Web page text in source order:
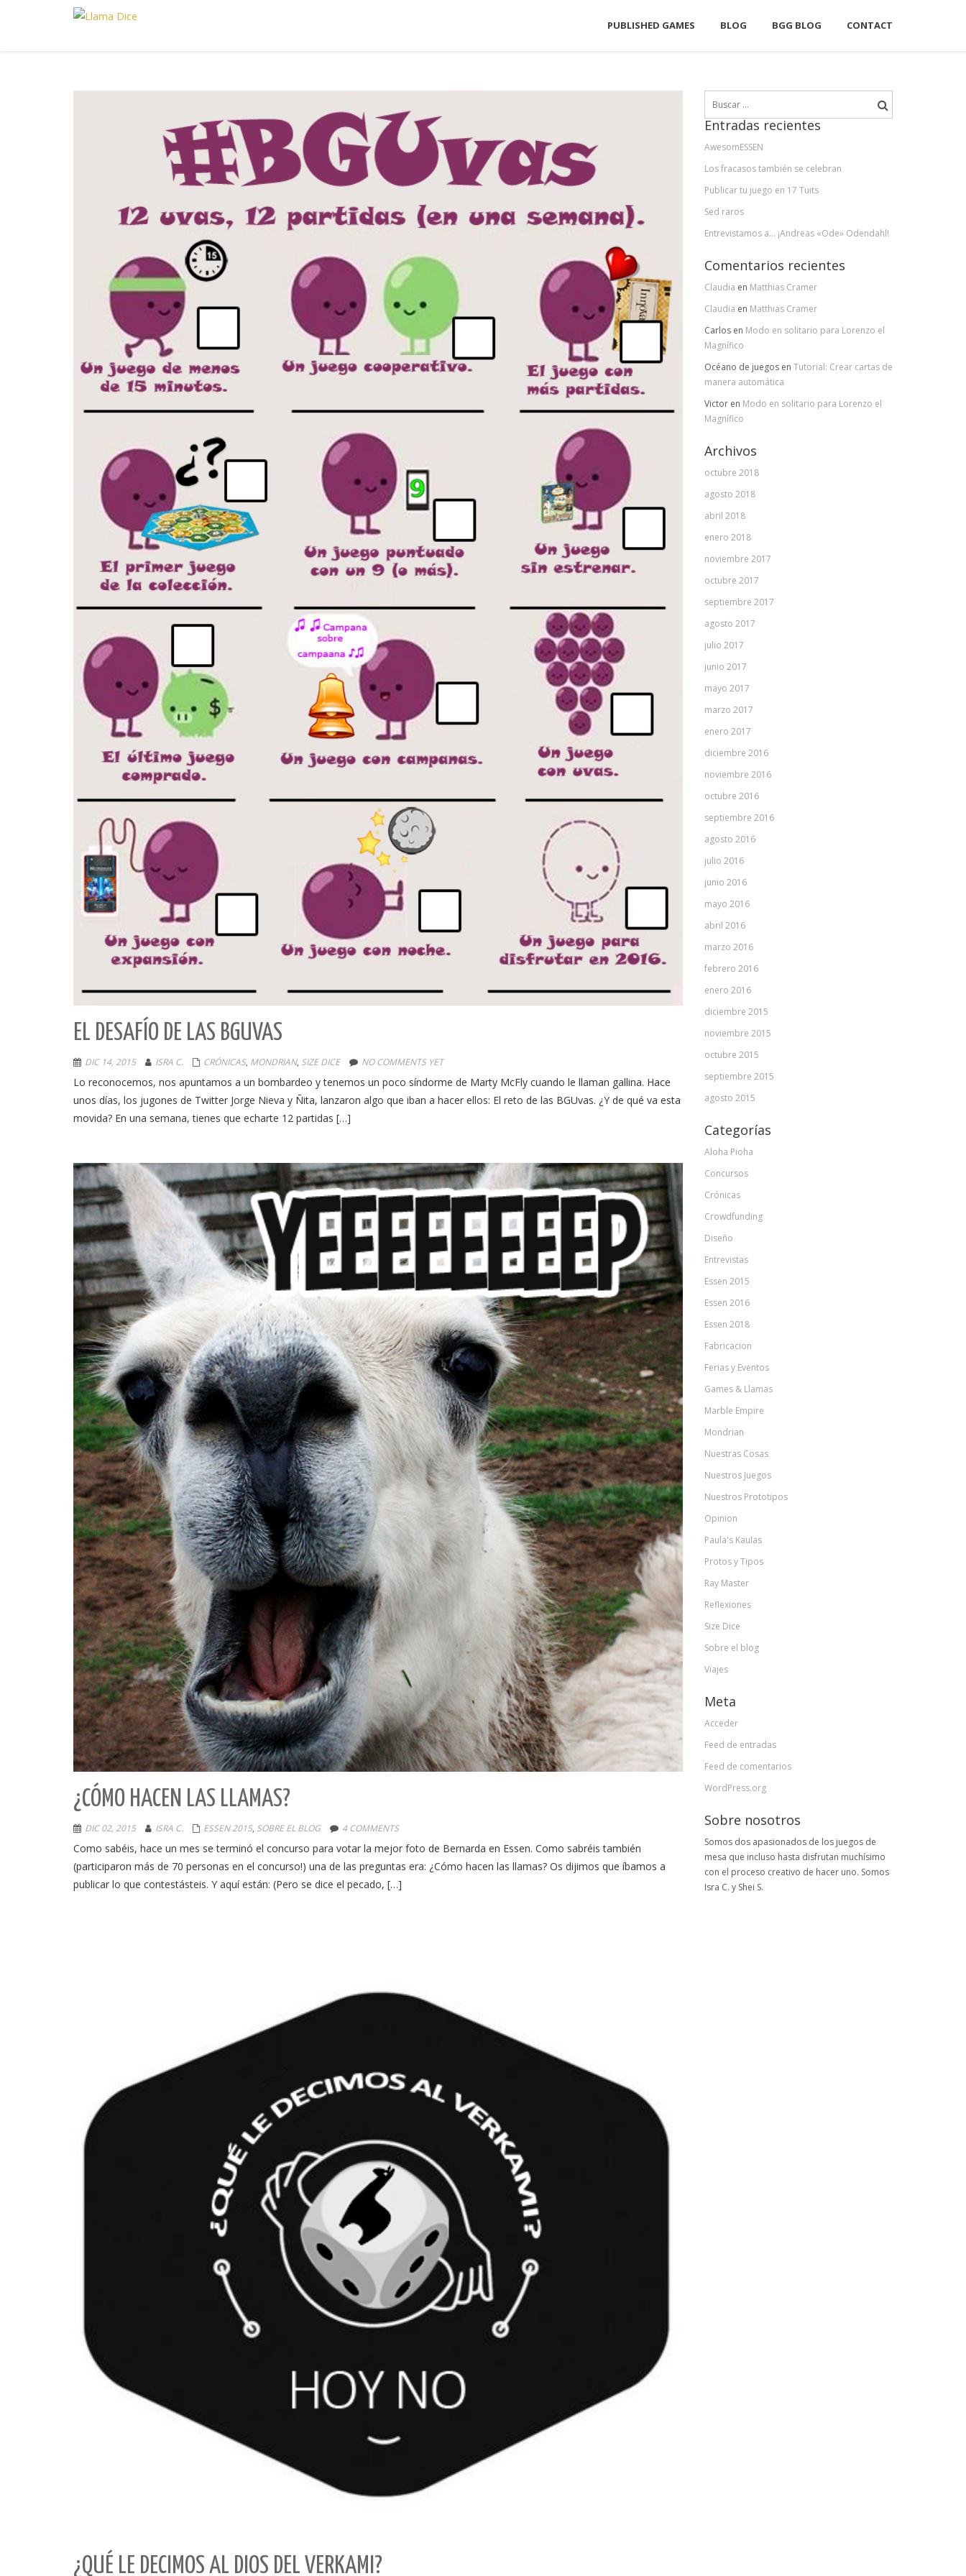
PUBLISHED GAMES BLOG BGG BLOG CONTACT
EL DESAFÍO DE LAS BGUVAS
DIC 14, 2015 ISRA C. CRÓNICAS, MONDRIAN, SIZE DICE NO COMMENTS YET
Lo reconocemos, nos apuntamos a un bombardeo y tenemos un poco síndorme de Marty McFly cuando le llaman gallina. Hace
unos días, los jugones de Twitter Jorge Nieva y Ñita, lanzaron algo que iban a hacer ellos: El reto de las BGUvas. ¿Y de qué va esta
movida? En una semana, tienes que echarte 12 partidas […]
¿CÓMO HACEN LAS LLAMAS?
DIC 02, 2015 ISRA C. ESSEN 2015, SOBRE EL BLOG 4 COMMENTS
Como sabéis, hace un mes se terminó el concurso para votar la mejor foto de Bernarda en Essen. Como sabréis también
(participaron más de 70 personas en el concurso!) una de las preguntas era: ¿Cómo hacen las llamas? Os dijimos que íbamos a
publicar lo que contestásteis. Y aquí están: (Pero se dice el pecado, […]
¿QUÉ LE DECIMOS AL DIOS DEL VERKAMI?
Entradas recientes
AwesomESSEN
Los fracasos también se celebran
Publicar tu juego en 17 Tuits
Sed raros
Entrevistamos a… ¡Andreas «Ode» Odendahl!
Comentarios recientes
Claudia en Matthias Cramer
Claudia en Matthias Cramer
Carlosen Modo en solitario para Lorenzo el
Magnífico
Océano de juegosen Tutorial: Crear cartas de
manera automática
Victoren Modo en solitario para Lorenzo el
Magnífico
Archivos
octubre 2018
agosto 2018
abril 2018
enero 2018
noviembre 2017
octubre 2017
septiembre 2017
agosto 2017
julio 2017
junio 2017
mayo 2017
marzo 2017
enero 2017
diciembre 2016
noviembre 2016
octubre 2016
septiembre 2016
agosto 2016
julio 2016
junio 2016
mayo 2016
abril 2016
marzo 2016
febrero 2016
enero 2016
diciembre 2015
noviembre 2015
octubre 2015
septiembre 2015
agosto 2015
Categorías
Aloha Pioha
Concursos
Crónicas
Crowdfunding
Diseño
Entrevistas
Essen 2015
Essen 2016
Essen 2018
Fabricacion
Ferias y Eventos
Games & Llamas
Marble Empire
Mondrian
Nuestras Cosas
Nuestros Juegos
Nuestros Prototipos
Opinion
Paula's Kaulas
Protos y Tipos
Ray Master
Reflexiones
Size Dice
Sobre el blog
Viajes
Meta
Acceder
Feed de entradas
Feed de comentarios
WordPress.org
Sobre nosotros
Somos dos apasionados de los juegos de
mesa que incluso hasta disfrutan muchísimo
con el proceso creativo de hacer uno. Somos
Isra C. y Shei S.